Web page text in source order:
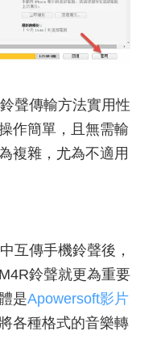
聲傳輸方法實用性
作簡單，且無需輸
複雜，尤為不適用
互傳手機鈴聲後，
鈴聲就更為重要
是Apowersoft影片
各種格式的音樂轉